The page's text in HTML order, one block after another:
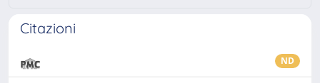
Citazioni
ND